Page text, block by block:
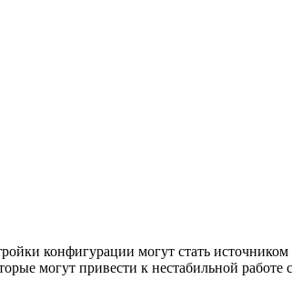
конфигурации могут стать
могут привести к нестабильной